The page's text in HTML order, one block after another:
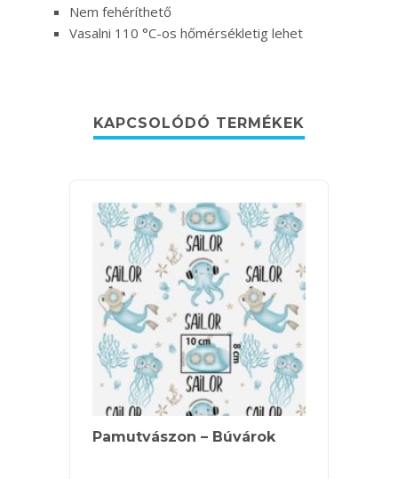
Nem fehéríthető
Vasalni 110 °C-os hőmérsékletig lehet
KAPCSOLÓDÓ TERMÉKEK
Pamutvászon – Búvárok